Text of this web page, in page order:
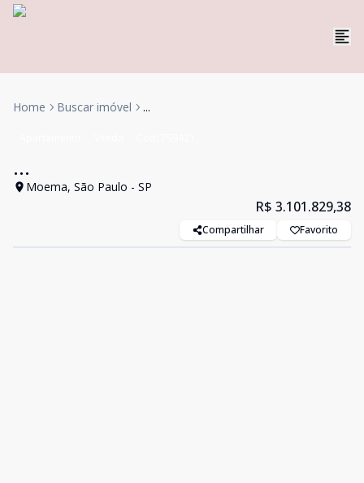
Home Buscar imóvel ...
...
Moema, São Paulo - SP
R$ 3.101.829,38
Compartilhar Favorito